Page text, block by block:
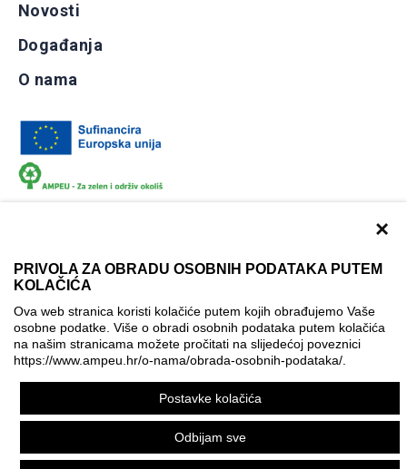
×
PRIVOLA ZA OBRADU OSOBNIH PODATAKA PUTEM
KOLAČIĆA
Ova web stranica koristi kolačiće putem kojih obrađujemo Vaše
osobne podatke. Više o obradi osobnih podataka putem kolačića
na našim stranicama možete pročitati na slijedećoj poveznici
https://www.ampeu.hr/o-nama/obrada-osobnih-podataka/
Postavke kolačića
Odbijam sve
Novosti
Događanja
O nama
Izjava o pristupačnosti
Politika korištenja kolačića
Postavke kolačića
Ova mrežna stranica je ostvarena uz financijsku potporu
Europske komisije. Ona izražava isključivo stajalište autora
mrežne stranice i Komisija se ne može smatrati odgovornom